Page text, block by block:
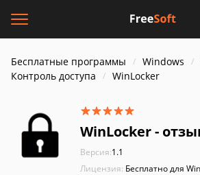
Бесплатные программы Windows
Контроль доступа
WinLocker
WinLocker -
Версия:1.1
Лицензия: Бесплатно для